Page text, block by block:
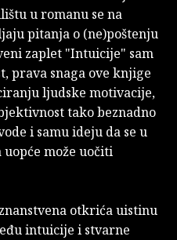
u romanu se na
pitanja o (ne)poštenju
zaplet "Intuicije" sam
prava snaga ove knjige
ljudske motivacije,
tako beznadno
i samu ideju da se u
može uočiti
otkrića uistinu
intuicije i stvarne